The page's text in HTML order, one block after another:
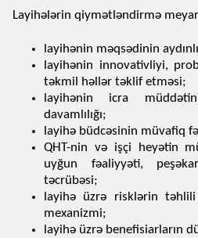
Layihələrin qiymətləndirmə
layihənin məqsədinin
layihənin innovativliyi,
təkmil həllər təklif etməsi;
layihənin icra
davamlılığı;
layihə büdcəsinin müvafiq
QHT-nin və işçi heyətin
uyğun fəaliyyəti,
təcrübəsi;
layihə üzrə risklərin
mexanizmi;
layihə üzrə benefisiarların